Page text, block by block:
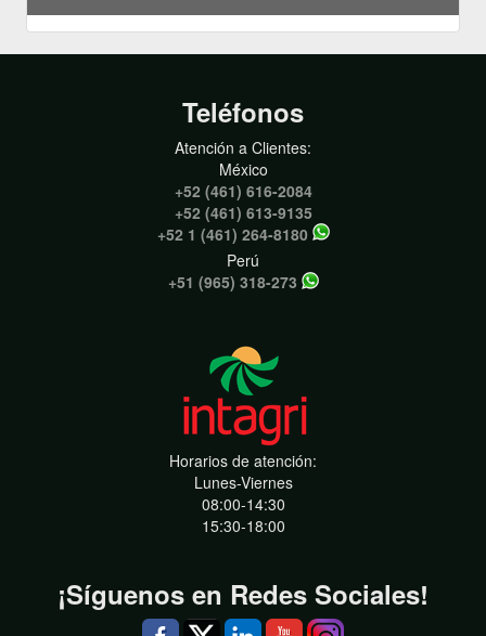
Teléfonos
Atención a Clientes:
México
+52 (461) 616-2084
+52 (461) 613-9135
+52 1 (461) 264-8180
Perú
+51 (965) 318-273
Horarios de atención:
Lunes-Viernes
08:00-14:30
15:30-18:00
¡Síguenos en Redes Sociales!